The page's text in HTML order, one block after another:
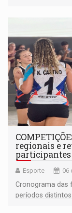
regionais e
participantes
Esporte 06
Cronograma das
períodos distintos